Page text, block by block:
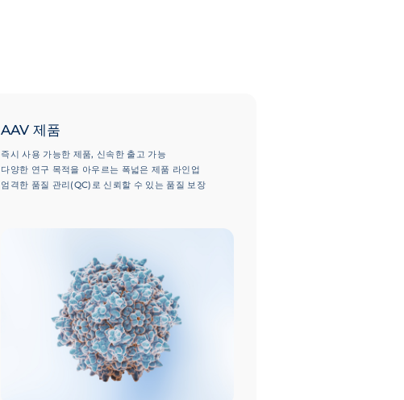
AAV 제품
즉시 사용 가능한 제품, 신속한 출고 가능
다양한 연구 목적을 아우르는 폭넓은 제품 라인업
엄격한 품질 관리(QC)로 신뢰할 수 있는 품질 보장